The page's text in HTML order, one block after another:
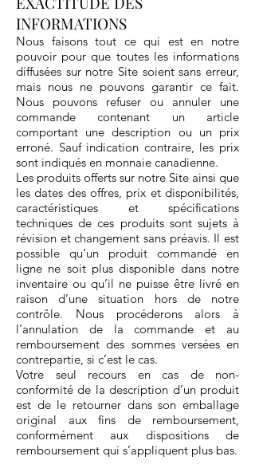
INFORMATIONS
Nous faisons tout ce qui est en notre
pouvoir pour que toutes les informations
diffusées sur notre Site soient sans erreur,
mais nous ne pouvons garantir ce fait.
Nous pouvons refuser ou annuler une
commande contenant un article
comportant une description ou un prix
erroné. Sauf indication contraire, les prix
sont indiqués en monnaie canadienne.
Les produits offerts sur notre Site ainsi que
les dates des offres, prix et disponibilités,
caractéristiques et spécifications
techniques de ces produits sont sujets à
révision et changement sans préavis. Il est
possible qu’un produit commandé en
ligne ne soit plus disponible dans notre
inventaire ou qu’il ne puisse être livré en
raison d’une situation hors de notre
contrôle. Nous procéderons alors à
l’annulation de la commande et au
remboursement des sommes versées en
contrepartie, si c’est le cas.
Votre seul recours en cas de non-
conformité de la description d’un produit
est de le retourner dans son emballage
original aux fins de remboursement,
conformément aux dispositions de
remboursement qui s’appliquent plus bas.